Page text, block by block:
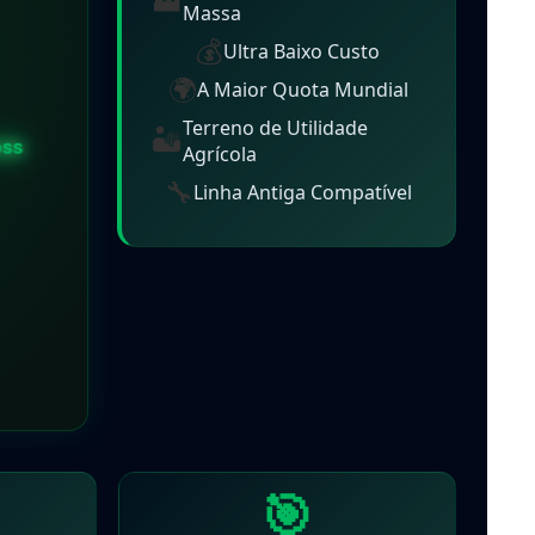
Massa
💰Ultra Baixo Custo
🌍A Maior Quota Mundial
🏜️Terreno de Utilidade
Agrícola
🔧Linha Antiga Compatível
🎯